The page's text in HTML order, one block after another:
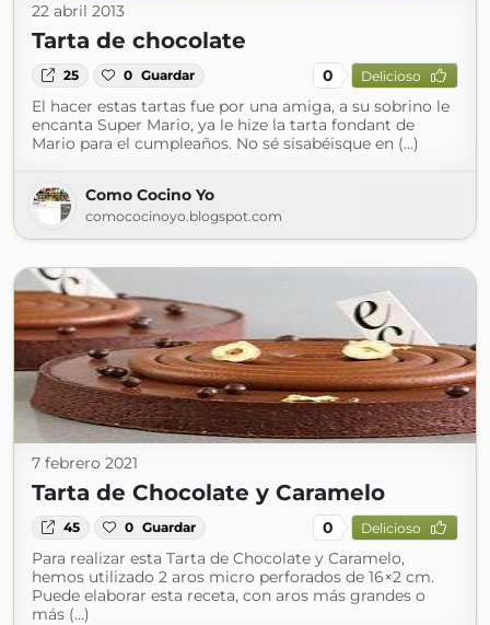
22 abril 2013
Tarta de chocolate
25 0 Guardar 0 Delicioso
El hacer estas tartas fue por una amiga, a su sobrino le
encanta Super Mario, ya le hize la tarta fondant de
Mario para el cumpleaños. No sé sisabéisque en (...)
Como Cocino Yo
comococinoyo.blogspot.com
7 febrero 2021
Tarta de Chocolate y Caramelo
45 0 Guardar 0 Delicioso
Para realizar esta Tarta de Chocolate y Caramelo,
hemos utilizado 2 aros micro perforados de 16×2 cm.
Puede elaborar esta receta, con aros más grandes o
más (...)